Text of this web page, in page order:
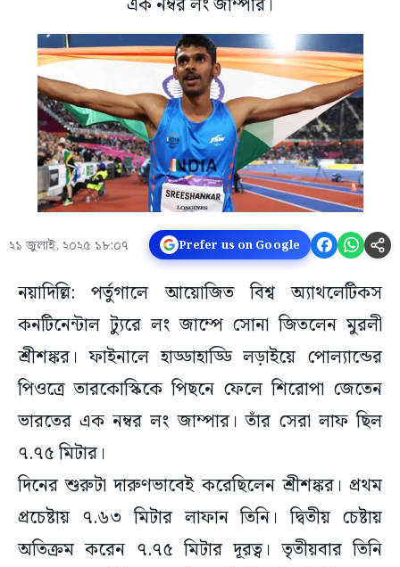
২১ জুলাই, ২০২৫ ১৮:০৭ Prefer us on Google
নয়াদিল্লি: পর্তুগালে আয়োজিত বিশ্ব অ্যাথলেটিকস
কনটিনেন্টাল ট্যুরে লং জাম্পে সোনা জিতলেন মুরলী
শ্রীশঙ্কর। ফাইনালে হাড্ডাহাড্ডি লড়াইয়ে পোল্যান্ডের
পিওত্রে তারকোস্কিকে পিছনে ফেলে শিরোপা জেতেন
ভারতের এক নম্বর লং জাম্পার। তাঁর সেরা লাফ ছিল
৭.৭৫ মিটার।
দিনের শুরুটা দারুণভাবেই করেছিলেন শ্রীশঙ্কর। প্রথম
প্রচেষ্টায় ৭.৬৩ মিটার লাফান তিনি। দ্বিতীয় চেষ্টায়
অতিক্রম করেন ৭.৭৫ মিটার দূরত্ব। তৃতীয়বার তিনি